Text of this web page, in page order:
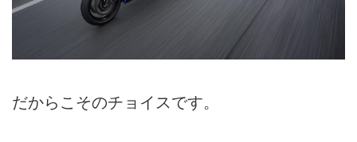
だからこそのチョイスです。